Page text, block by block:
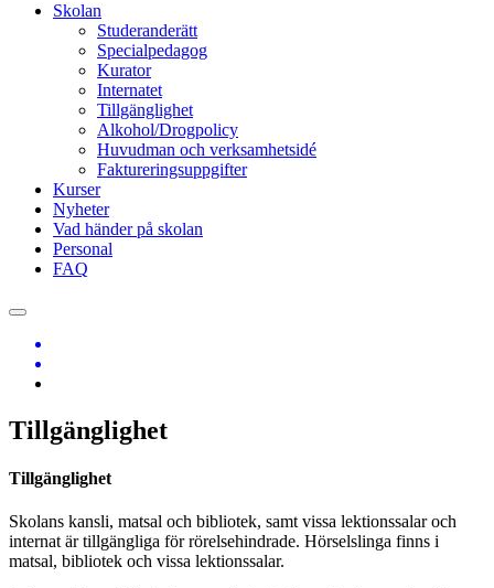
Skolan
Studeranderätt
Specialpedagog
Kurator
Internatet
Tillgänglighet
Alkohol/Drogpolicy
Huvudman och verksamhetsidé
Faktureringsuppgifter
Kurser
Nyheter
Vad händer på skolan
Personal
FAQ
Tillgänglighet
Tillgänglighet
Skolans kansli, matsal och bibliotek, samt vissa lektionssalar och
internat är tillgängliga för rörelsehindrade. Hörselslinga finns i
matsal, bibliotek och vissa lektionssalar.